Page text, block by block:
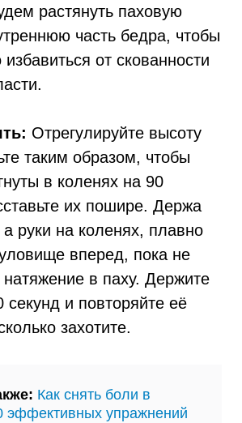
растянуть паховую
часть бедра, чтобы
от скованности
Отрегулируйте высоту
таким образом, чтобы
в коленях на 90
их пошире. Держа
руки на коленях, плавно
вперед, пока не
натяжение в паху. Держите
секунд и повторяйте её
захотите.
Как снять боли в
эффективных упражнений